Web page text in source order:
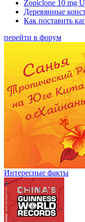
Zopiclone 10 mg
Деревянные
Как поставить
перейти в форум
Интересные факты